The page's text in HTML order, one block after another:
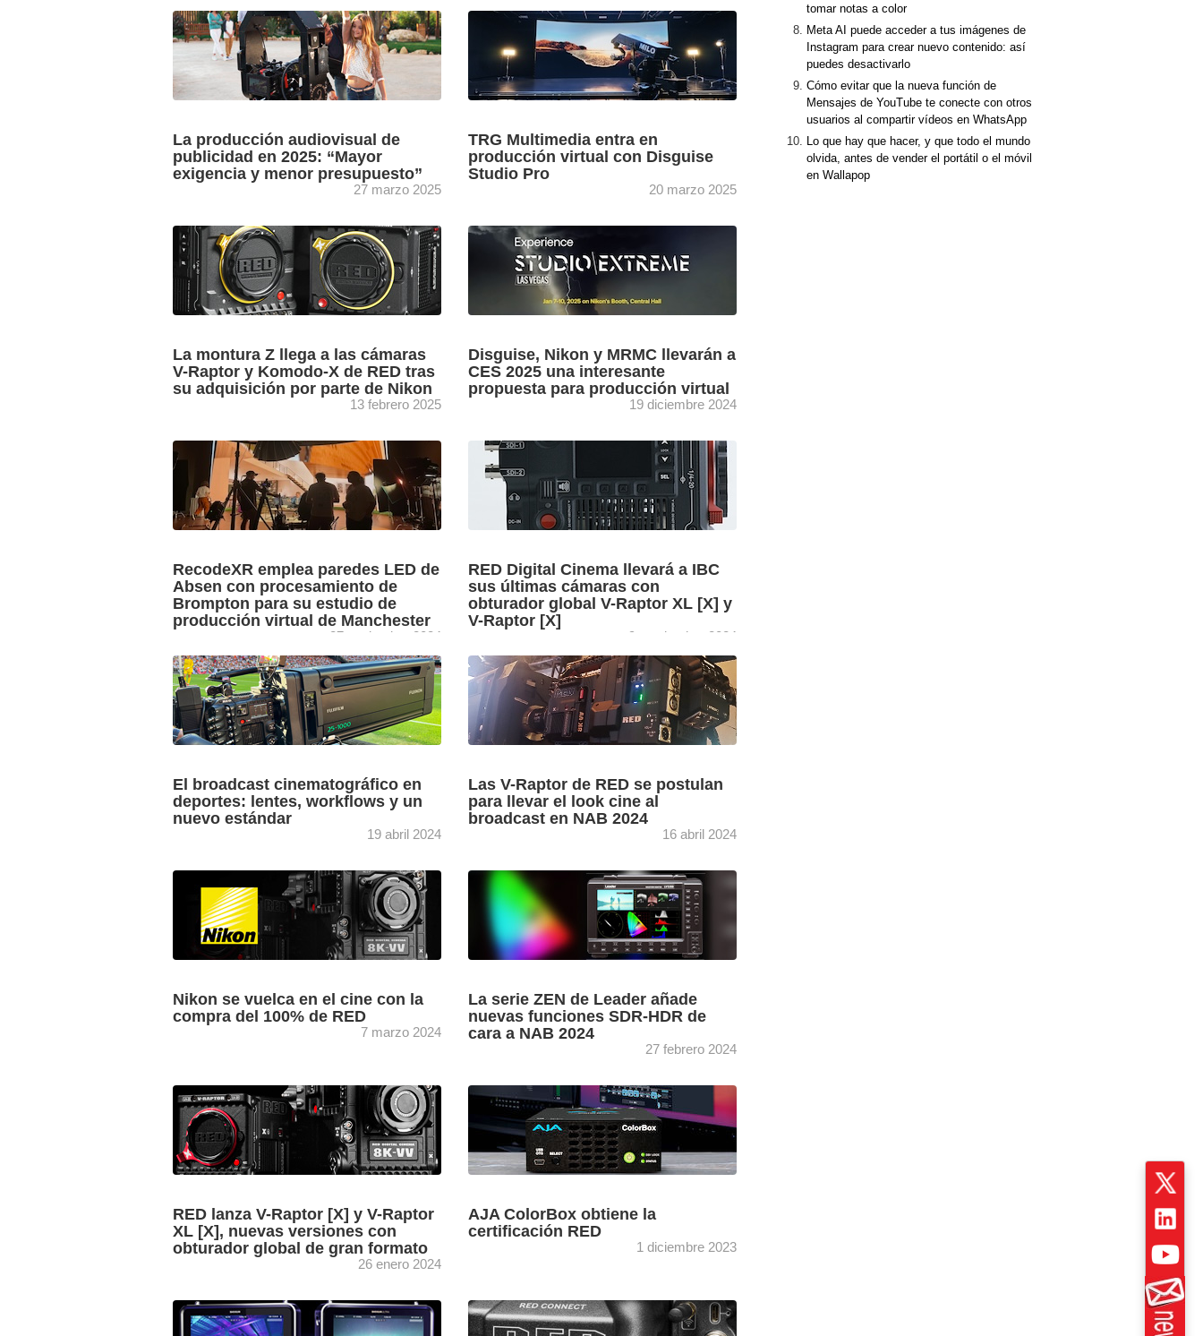
[+]
RED Digital Cinema presentará en NAB 2025
sus últimas innovaciones entre las que
destacan el nuevo módulo de cine para
broadcast. Compatible con V-Raptor ...
Jetset, desarrollo de Lightcraft que hace
accesible la producción virtual en todas las
etapas del proceso de producción a través de
una aplicación para ...
La producción audiovisual de
publicidad en 2025: “Mayor
exigencia y menor presupuesto”
27 marzo 2025
Jaume Jardi, director general de la productora
especializada en spots publicitarios Bloody
Mary, traslada su visión sobre la actualidad
de la industria de la ...
TRG Multimedia entra en
producción virtual con Disguise
Studio Pro
20 marzo 2025
El estudio de creación de contenido de Ohio
(EE.UU) TRG Multimedia amplía sus
instalaciones con un set LED de 743 metros
cuadrados impulsado por ...
La montura Z llega a las cámaras
V-Raptor y Komodo-X de RED tras
su adquisición por parte de Nikon
13 febrero 2025
[+]
El inicio de la colaboración entre RED y
Nikon, tras la adquisición confirmada en
marzo de 2024, se materializa en la
integración de la montura ...
Disguise, Nikon y MRMC llevarán a
CES 2025 una interesante
propuesta para producción virtual
19 diciembre 2024
Disguise se ha asociado con Nikon y su filial
MRMC para desarrollar el espacio ‘Studio
Extreme’ en CES 2025 (Las Vegas, 7-11
enero 2025) ...
RecodeXR emplea paredes LED de
Absen con procesamiento de
Brompton para su estudio de
producción virtual de Manchester
27 noviembre 2024
[+]
Con más de dos décadas de experiencia,
creando contenidos basados en motores de
juego y efectos visuales de primera clase
para clientes como ITV, ...
RED Digital Cinema llevará a IBC
sus últimas cámaras con
obturador global V-Raptor XL [X] y
V-Raptor [X]
9 septiembre 2024
Del 13 al 16 de septiembre RED Digital
Cinema, ahora en manos del grupo Nikon,
llevará a cabo en IBC 2024 demostraciones
con sus ...
El broadcast cinematográfico en
deportes: lentes, workflows y un
nuevo estándar
19 abril 2024
[+]
Manuel Tomás García, operador de
steadycam de Grup Mediapro especializado
en deportes y entretenimiento, aborda la
evolución del look cine en entornos broadcast
trazando ...
Las V-Raptor de RED se postulan
para llevar el look cine al
broadcast en NAB 2024
16 abril 2024
El nuevo módulo RED Cine-Broadcast
compatible con V-Raptor presentado en NAB
2024 facilita la integración del look
cinematográfico en producciones de
entretenimiento, retransmisiones deportivas
Nikon se vuelca en el cine con la
compra del 100% de RED
7 marzo 2024
RED, fabricante de cámaras
cinematográficas con una amplia presencia
en todo el mundo, ha sido comprada por la
firma japonesa Nikon, que apuesta de ...
La serie ZEN de Leader añade
nuevas funciones SDR-HDR de
cara a NAB 2024
27 febrero 2024
Los visitantes de NAB Show 2024 (14-17 de
abril, Las Vegas) podrán descubrir las nuevas
características de su gama de instrumentos
de prueba y ...
RED lanza V-Raptor [X] y V-Raptor
XL [X], nuevas versiones con
obturador global de gran formato
26 enero 2024
Manteniendo el rendimiento con poca luz, el
rango dinámico, las resoluciones, las altas
velocidades de fotogramas y el factor de
AJA ColorBox obtiene la
certificación RED
1 diciembre 2023
ColorBox de AJA se ha convertido en la
primera solución de gestión y conversión del
color certificada como compatible con la
tomar notas a color
Meta AI puede acceder a tus imágenes de
Instagram para crear nuevo contenido: así
puedes desactivarlo
Cómo evitar que la nueva función de
Mensajes de YouTube te conecte con otros
usuarios al compartir vídeos en WhatsApp
Lo que hay que hacer, y que todo el mundo
olvida, antes de vender el portátil o el móvil
en Wallapop